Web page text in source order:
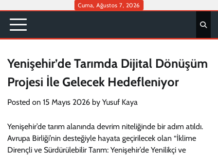
content
Cuma, Ağustos 7, 2026
Yenişehir’de Tarımda Dijital Dönüşüm
Projesi İle Gelecek Hedefleniyor
Posted on 15 Mayıs 2026 by Yusuf Kaya
Yenişehir’de tarım alanında devrim niteliğinde bir adım atıldı.
Avrupa Birliği’nin desteğiyle hayata geçirilecek olan “İklime
Dirençli ve Sürdürülebilir Tarım: Yenişehir’de Yenilikçi ve